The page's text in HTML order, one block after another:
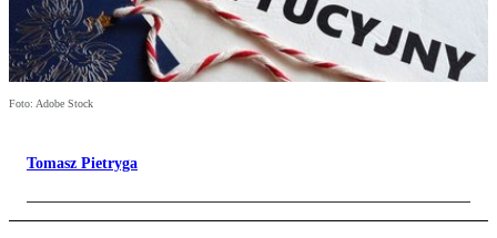
Foto: Adobe Stock
Tomasz Pietryga